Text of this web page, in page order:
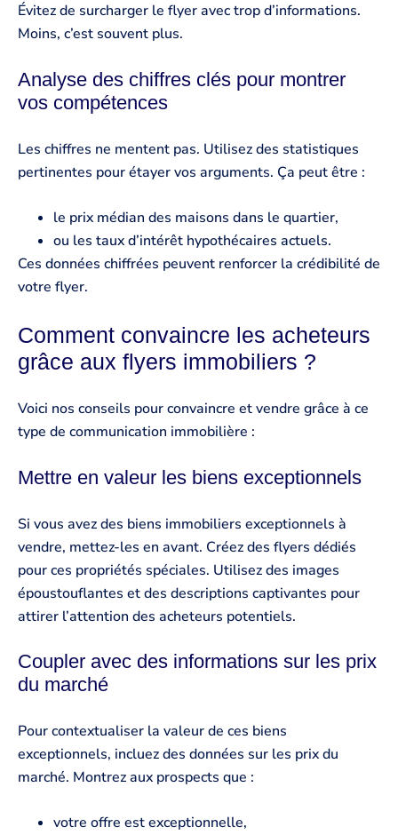
Évitez de surcharger le flyer avec trop d’informations.
Moins, c’est souvent plus.
Analyse des chiffres clés pour montrer
vos compétences
Les chiffres ne mentent pas. Utilisez des statistiques
pertinentes pour étayer vos arguments. Ça peut être :
le prix médian des maisons dans le quartier,
ou les taux d’intérêt hypothécaires actuels.
Ces données chiffrées peuvent renforcer la crédibilité de
votre flyer.
Comment convaincre les acheteurs
grâce aux flyers immobiliers ?
Voici nos conseils pour convaincre et vendre grâce à ce
type de communication immobilière :
Mettre en valeur les biens exceptionnels
Si vous avez des biens immobiliers exceptionnels à
vendre, mettez-les en avant. Créez des flyers dédiés
pour ces propriétés spéciales. Utilisez des images
époustouflantes et des descriptions captivantes pour
attirer l’attention des acheteurs potentiels.
Coupler avec des informations sur les prix
du marché
Pour contextualiser la valeur de ces biens
exceptionnels, incluez des données sur les prix du
marché. Montrez aux prospects que :
votre offre est exceptionnelle,